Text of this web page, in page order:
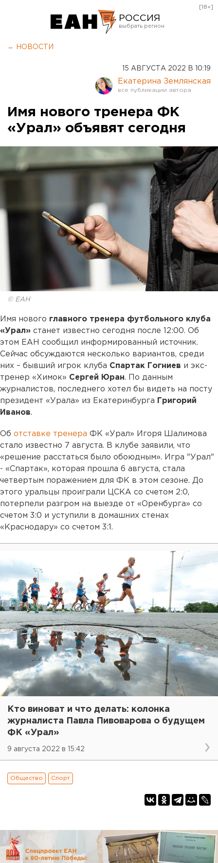
РОССИЯ
Оренбург
[18+]
← НОВОСТИ
15 АВГУСТА 2022 В 10:19
Екатерина Землянская
Имя нового тренера ФК
«Урал» объявят сегодня
© ЕАН
Имя нового главного тренера футбольного клуба
«Урал» станет известно сегодня после 12:00. Об
этом ЕАН сообщил информированный источник.
Сейчас обсуждаются несколько вариантов, среди
них – бывший игрок клуба Спартак Гогниев и экс-
тренер «Химок» Сергей Юран. По данным
журналистов, последнего хотел бы видеть на посту
президент «Урала» из Екатеринбурга
Григорий
Иванов.
Об отставке тренера ФК «Урал» Игоря Шалимова
стало известно 7 августа. В клубе заявили, что
«решение расстаться было обоюдным». Игра "Урал"
- «Спартак», которая прошла 6 августа, стала
четвертым поражением для ФК в этом сезоне. До
этого уральцы проиграли ЦСКА со счетом 2:0,
потерпели разгром на выезде от «Оренбурга» со
счетом 3:0 и уступили в домашних стенах
«Краснодару» со счетом 3:1.
Кто виноват и что делать: колонка
журналиста Павла Пивоварова о будущем
ФК «Урал»
9 августа 2022 в 15:42
Общество Спорт